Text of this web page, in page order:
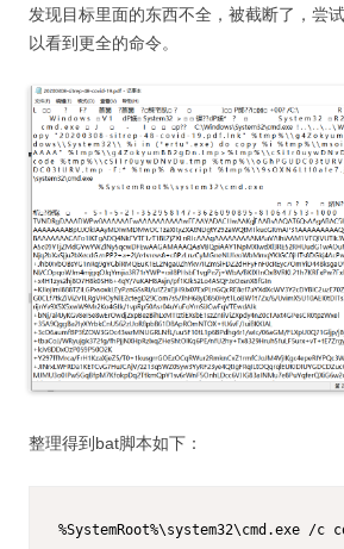
发现目标里面的东西不全，被截断了，尝
以看到更全的命令。
整理得到bat脚本如下：